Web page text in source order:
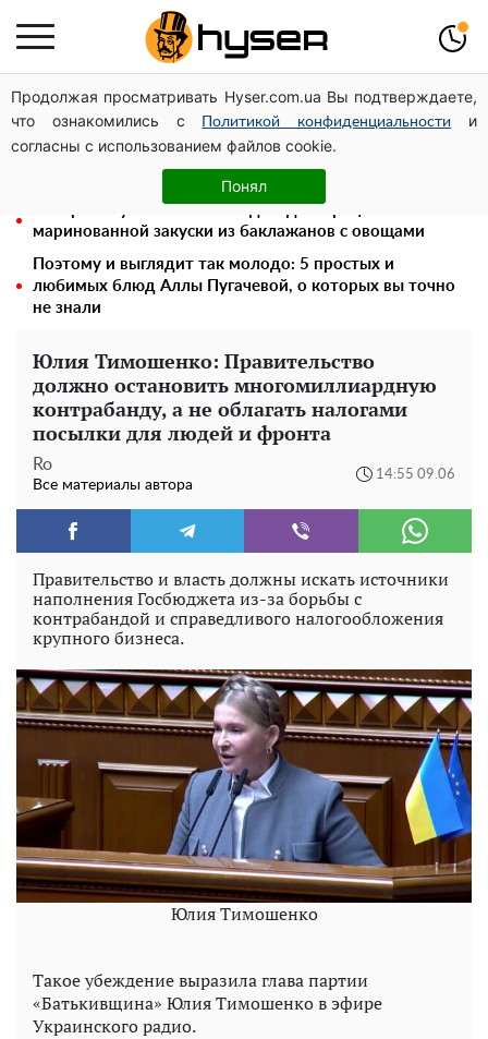
Продолжая просматривать Hyser.com.ua Вы подтверждаете,
что ознакомились с
Политикой конфиденциальности
и
согласны с использованием файлов cookie.
Понял
Елена Тополя слив видео – это далеко не все:
фронтмен "Антитела" Тарас Тополя стал следующим
Полностью голая Анна Тринчер блеснула
"прелестями": таких размеров вы еще не видели
маринованной закуски из баклажанов с овощами
Поэтому и выглядит так молодо: 5 простых и
любимых блюд Аллы Пугачевой, о которых вы точно
не знали
Юлия Тимошенко: Правительство
должно остановить многомиллиардную
контрабанду, а не облагать налогами
посылки для людей и фронта
Ro
Все материалы автора
14:55 09.06
Правительство и власть должны искать источники
наполнения Госбюджета из-за борьбы с
контрабандой и справедливого налогообложения
крупного бизнеса.
Юлия Тимошенко
Такое убеждение выразила глава партии
«Батькивщина» Юлия Тимошенко в эфире
Украинского радио.